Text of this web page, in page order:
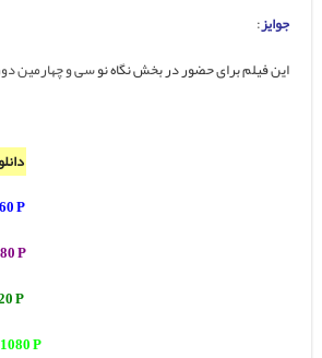
جوایز:
این فیلم برای حضور در بخش نگاه نوسی و چهارمین
P
P
P
P